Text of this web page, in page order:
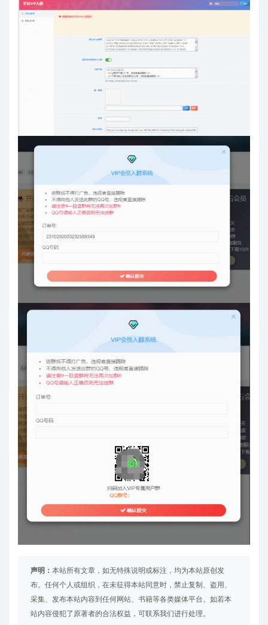
声明： 本站所有文章，如无特殊说明或标注，均为本站原创发
布。任何个人或组织，在未征得本站同意时，禁止复制、盗用、
采集、发布本站内容到任何网站、书籍等各类媒体平台。如若本
站内容侵犯了原著者的合法权益，可联系我们进行处理。